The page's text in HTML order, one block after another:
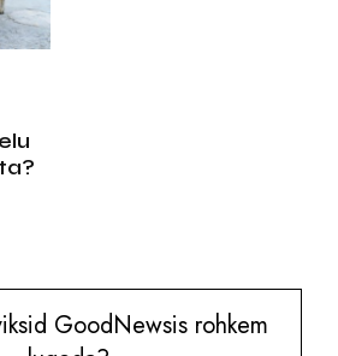
GoodNewsis rohkem